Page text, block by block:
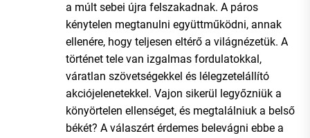
a múlt sebei újra felszakadnak. A páros
kénytelen megtanulni együttműködni, annak
ellenére, hogy teljesen eltérő a világnézetük. A
történet tele van izgalmas fordulatokkal,
váratlan szövetségekkel és lélegzetelállító
akciójelenetekkel. Vajon sikerül legyőzniük a
könyörtelen ellenséget, és megtalálniuk a belső
békét? A válaszért érdemes belevágni ebbe a